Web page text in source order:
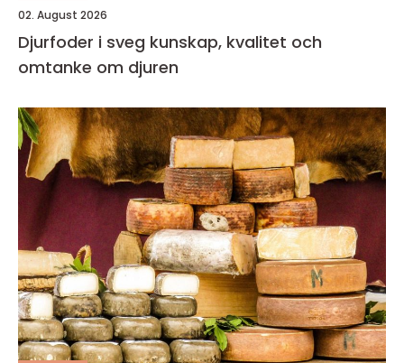
02. August 2026
Djurfoder i sveg kunskap, kvalitet och
omtanke om djuren